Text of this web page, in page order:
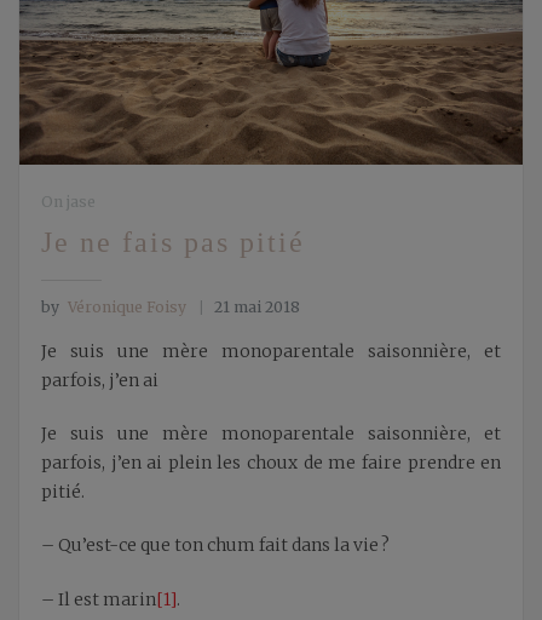
On jase
Je ne fais pas pitié
by Véronique Foisy 21 mai 2018
Je suis une mère monoparentale saisonnière, et
parfois, j’en ai
Je suis une mère monoparentale saisonnière, et
parfois, j’en ai plein les choux de me faire prendre en
pitié.
– Qu’est-ce que ton chum fait dans la vie ?
– Il est marin[1].